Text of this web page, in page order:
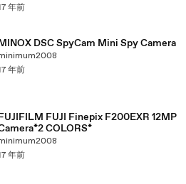
年前
DSC SpyCam Mini Spy Camera
年前
FUJI Finepix F200EXR 12MP
COLORS*
年前